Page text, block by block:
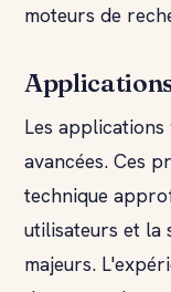
moteurs de
Les
avancées. Ces
technique
utilisateurs et la
majeurs.